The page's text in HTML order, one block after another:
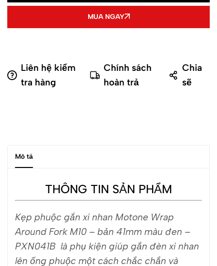
MUA NGAY
Liên hệ kiểm
tra hàng
Chính sách
hoàn trả
Chia
sẽ
Mô tả
THÔNG TIN SẢN PHẨM
Kẹp phuộc gắn xi nhan Motone Wrap
Around Fork M10 – bản 41mm màu đen –
PXN041B là phụ kiện giúp gắn đèn xi nhan
lên ống phuộc một cách chắc chắn và